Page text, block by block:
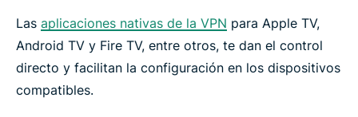
Las aplicaciones nativas de la VPN para Apple TV,
Android TV y Fire TV, entre otros, te dan el control
directo y facilitan la configuración en los dispositivos
compatibles.